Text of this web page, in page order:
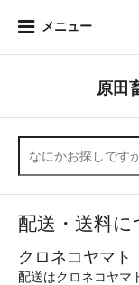
メニュー
原田
配送・送料に
クロネコヤマト
配送はクロネコヤマ